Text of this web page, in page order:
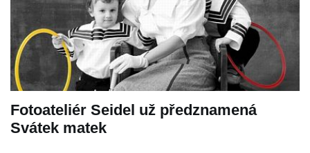
Fotoateliér Seidel už předznamená
Svátek matek